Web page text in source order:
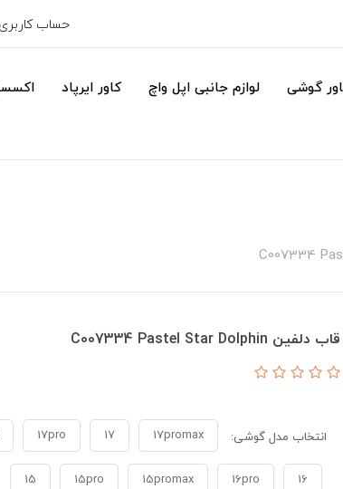
حساب کاربری
گوشی لوازم جانبی اپل واچ کاور ایرپاد
قاب دلفین C007334 Pastel Star Dolphin
انتخاب مدل گوشی: 17promax
17
17pro
16
16pro
15promax
15pro
15